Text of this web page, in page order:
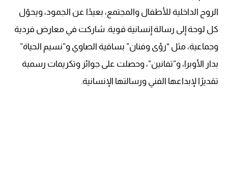
الروح الداخلية للأطفال والمجتمع، بعيدًا عن الجمود، ويحوّل
كل لوحة إلى رسالة إنسانية قوية. شاركت في معارض فردية
وجماعية، مثل “رؤى وفنان” بساقية الصاوي و”نسيم الحياة”
بدار الأوبرا، و”تفانين”، وحصلت على جوائز وتكريمات رسمية
تقديرًا لإبداعها الفني ورسالتها الإنسانية.